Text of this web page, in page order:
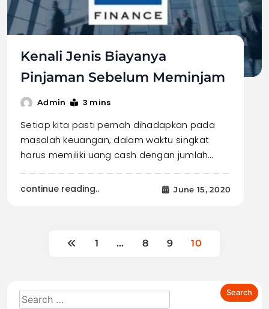
Kenali Jenis Biayanya
Pinjaman Sebelum Meminjam
Admin 3 mins
Setiap kita pasti pernah dihadapkan pada
masalah keuangan, dalam waktu singkat
harus memiliki uang cash dengan jumlah…
continue reading.. June 15, 2020
1 … 8 9 10